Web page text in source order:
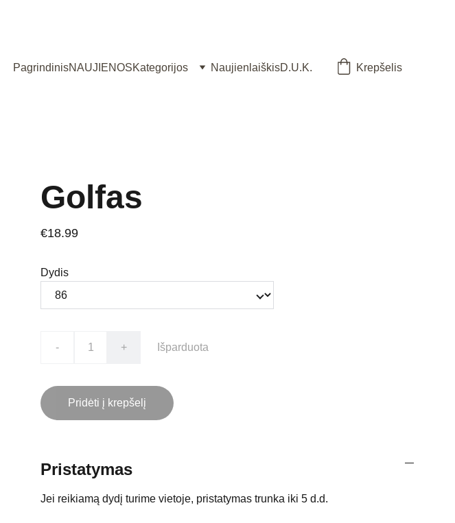
PagrindinisNAUJIENOSKategorijos NaujienlaiškisD.U.K. Krepšelis
Golfas
€18.99
Dydis
- + Išparduota
Pridėti į krepšelį
Pristatymas
Jei reikiamą dydį turime vietoje, pristatymas trunka iki 5 d.d.